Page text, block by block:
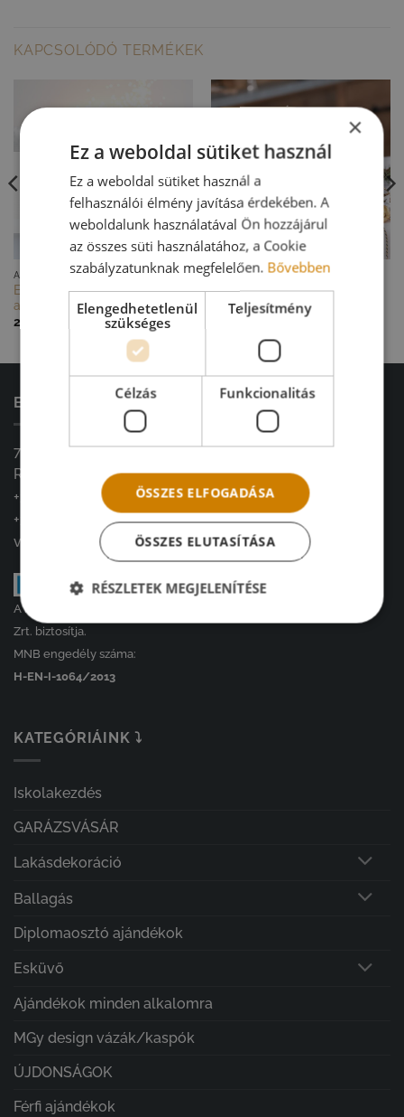
KAPCSOLÓDÓ TERMÉKEK
GYORS NÉZET
HAMAROSAN
KÉSZLETEN
ADVENTI ASZTALDÍSZEK
Elegáns arany adventi
asztaldísz
22 000
GYORS NÉZET
ADVENTI ASZTALDÍSZEK
Arany adventi asztaldísz
26 500Ft
ELÉRHETŐSÉGEINK
7900, Szigetvár
Radován tér 4.
+36 20 966 3426
+36 30 261 0308
vintagedekoracio@gmail.com
A kényelmes és biztonságos online fizetést a Barion Payment
Zrt. biztosítja.
MNB engedély száma:
H-EN-I-1064/2013
KATEGÓRIÁINK ⤵
Iskolakezdés
GARÁZSVÁSÁR
Lakásdekoráció
Ballagás
Diplomaosztó ajándékok
Esküvő
Ajándékok minden alkalomra
MGy design vázák/kaspók
ÚJDONSÁGOK
Férfi ajándékok
×
Ez a weboldal sütiket használ
Ez a weboldal sütiket használ a
felhasználói élmény javítása érdekében. A
weboldalunk használatával Ön hozzájárul
az összes süti használatához, a Cookie
szabályzatunknak megfelelően. Bővebben
Elengedhetetlenül
szükséges
Teljesítmény
Célzás Funkcionalitás
ÖSSZES ELFOGADÁSA
ÖSSZES ELUTASÍTÁSA
RÉSZLETEK MEGJELENÍTÉSE